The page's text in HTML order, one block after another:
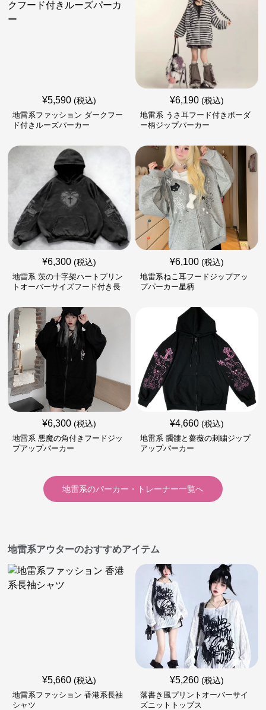
¥5,590 (税込)
地雷系ファッション ダークフー
ド付きルーズパーカー
¥6,190 (税込)
地雷系 うさ耳フード付きボーダ
ー柄ジップパーカー
¥6,300 (税込)
地雷系 茨の十字架ハートプリン
トオーバーサイズフード付き長
¥6,100 (税込)
地雷系ねこ耳フードジップアッ
プパーカー星柄
¥6,300 (税込)
地雷系 悪魔の角付きフードジッ
プアップパーカー
¥4,660 (税込)
地雷系 髑髏と薔薇の刺繍ジップ
アップパーカー
地雷系のパーカー・トレーナー一覧へ
地雷系アウターのおすすめアイテム
¥5,660 (税込)
地雷系ファッション 香港系長袖
シャツ
¥5,260 (税込)
落書き風プリントオーバーサイ
ズニットトップス